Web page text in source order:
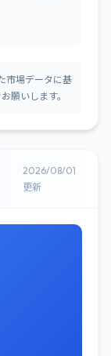
市場データに基
願いします。
2026/08/01
更新